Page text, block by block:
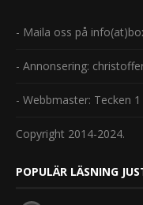
- Maila oss på
- Annonsering:
- Webbmaster: Tecken 1
Copyright 2014-2024.
POPULÄR LÄSNING